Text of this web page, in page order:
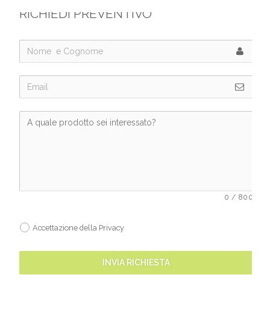
RICHIEDI PREVENTIVO
0 / 800
Accettazione della Privacy
INVIA RICHIESTA